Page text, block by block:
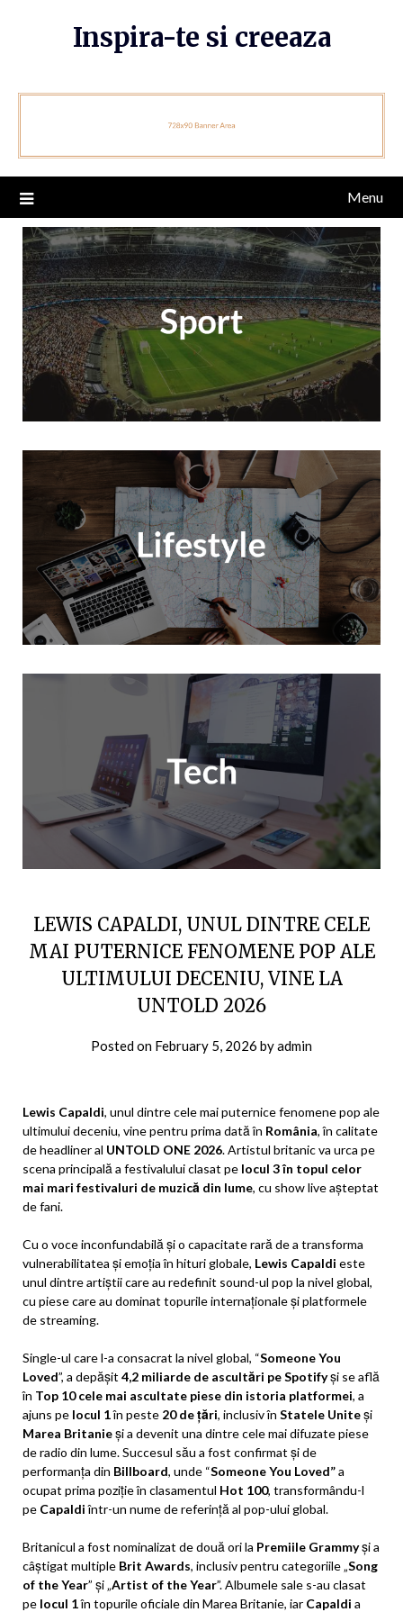
Inspira-te si creeaza
Menu
LEWIS CAPALDI, UNUL DINTRE CELE
MAI PUTERNICE FENOMENE POP ALE
ULTIMULUI DECENIU, VINE LA
UNTOLD 2026
Posted on February 5, 2026 byadmin
Lewis Capaldi, unul dintre cele mai puternice fenomene pop ale
ultimului deceniu, vine pentru prima dată în România, în calitate
de headliner al UNTOLD ONE 2026. Artistul britanic va urca pe
scena principală a festivalului clasat pe locul 3 în topul celor
mai mari festivaluri de muzică din lume, cu show live așteptat
de fani.
Cu o voce inconfundabilă și o capacitate rară de a transforma
vulnerabilitatea și emoția în hituri globale, Lewis Capaldi este
unul dintre artiștii care au redefinit sound-ul pop la nivel global,
cu piese care au dominat topurile internaționale și platformele
de streaming.
Single-ul care l-a consacrat la nivel global, “Someone You
Loved”, a depășit 4,2 miliarde de ascultări pe Spotifyși se află
în Top 10 cele mai ascultate piese din istoria platformei, a
ajuns pe locul 1în peste 20 de țări, inclusiv în Statele Uniteși
Marea Britanieși a devenit una dintre cele mai difuzate piese
de radio din lume. Succesul său a fost confirmat și de
performanța din Billboard, unde “Someone You Loved”a
ocupat prima poziție în clasamentul Hot 100, transformându-l
pe Capaldiîntr-un nume de referință al pop-ului global.
Britanicul a fost nominalizat de două ori la Premiile Grammyși a
câștigat multiple Brit Awards, inclusiv pentru categoriile „Song
of the Year” și „Artist of the Year”. Albumele sale s-au clasat
pe locul 1în topurile oficiale din Marea Britanie, iar Capaldi a